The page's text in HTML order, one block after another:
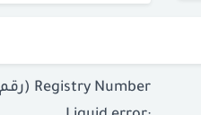
Registry Number (رقم السجلّ)*